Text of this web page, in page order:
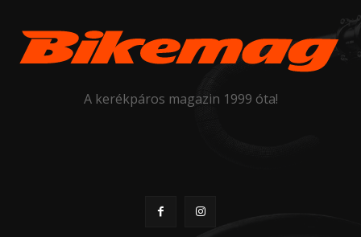
A kerékpáros magazin 1999 óta!